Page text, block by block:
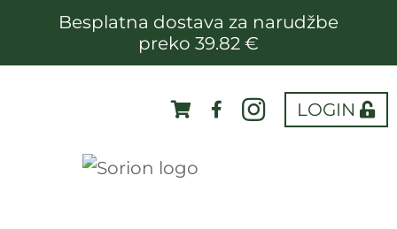
Besplatna dostava za narudžbe
preko 39.82 €
LOGIN